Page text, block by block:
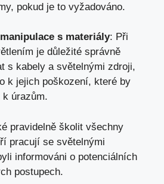
pokud je to vyžadováno.
s materiály: Při
je důležité správně
s kabely a světelnými zdroji,
k jejich poškození, které by
k úrazům.
pravidelně školit všechny
pracují se světelnými
informováni o potenciálních
postupech.